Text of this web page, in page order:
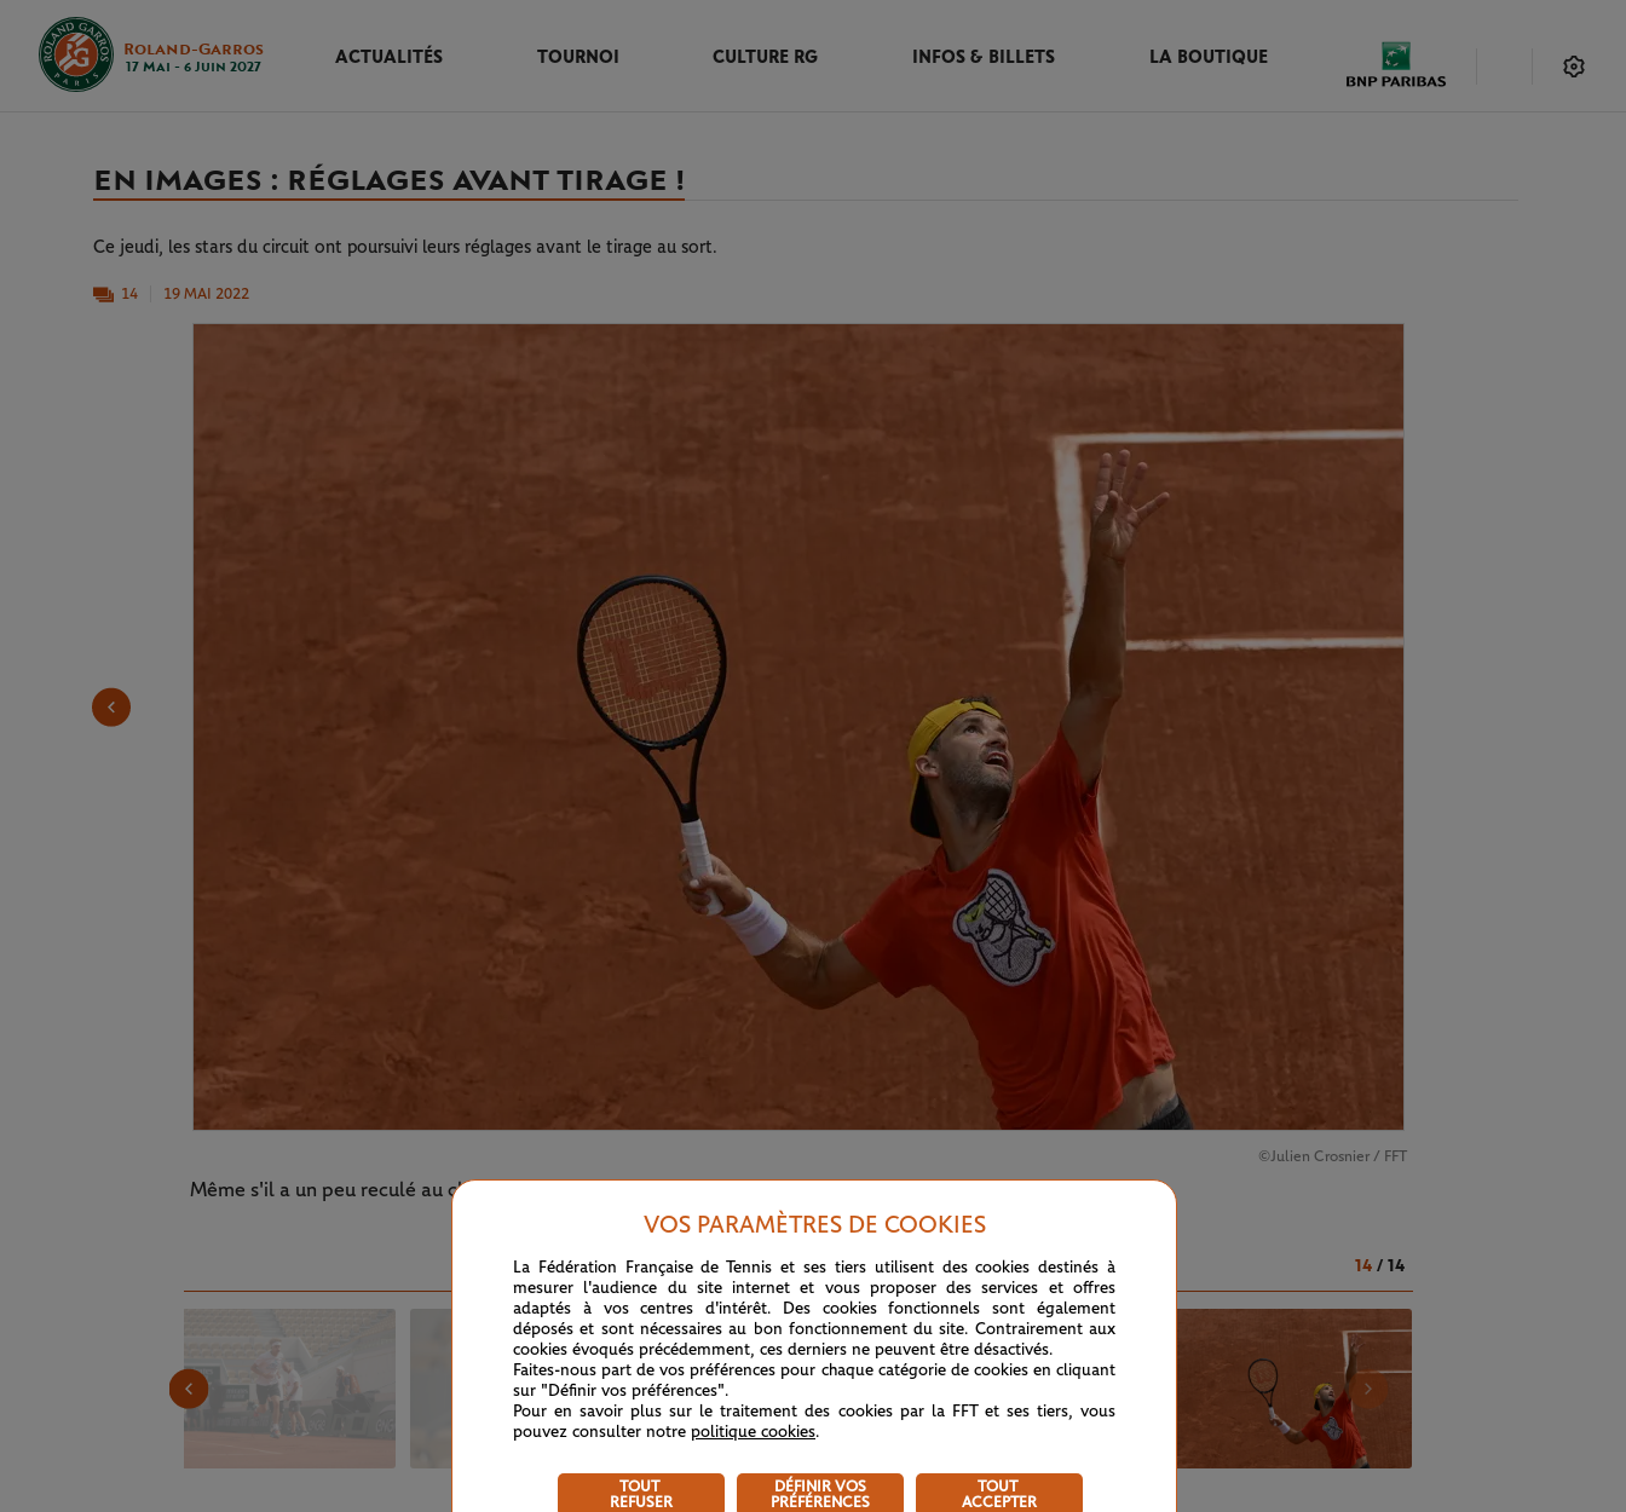
Roland-Garros
17 Mai - 6 Juin 2027
ACTUALITÉS TOURNOI CULTURE RG INFOS & BILLETS LA BOUTIQUE
EN IMAGES : RÉGLAGES AVANT TIRAGE !
Ce jeudi, les stars du circuit ont poursuivi leurs réglages avant le tirage au sort.
14 19 MAI 2022
©Julien Crosnier / FFT
Même s'il a un peu reculé au classement ATP, Grigor Dimitrov reste un gros client capable de coups d'éclat.
14/ 14
VOS PARAMÈTRES DE COOKIES
La Fédération Française de Tennis et ses tiers utilisent des cookies destinés à
mesurer l'audience du site internet et vous proposer des services et offres
adaptés à vos centres d'intérêt. Des cookies fonctionnels sont également
déposés et sont nécessaires au bon fonctionnement du site. Contrairement aux
cookies évoqués précédemment, ces derniers ne peuvent être désactivés.
Faites-nous part de vos préférences pour chaque catégorie de cookies en cliquant
sur "Définir vos préférences".
Pour en savoir plus sur le traitement des cookies par la FFT et ses tiers, vous
pouvez consulter notre politique cookies.
TOUT
REFUSER
DÉFINIR VOS
PRÉFÉRENCES
TOUT
ACCEPTER